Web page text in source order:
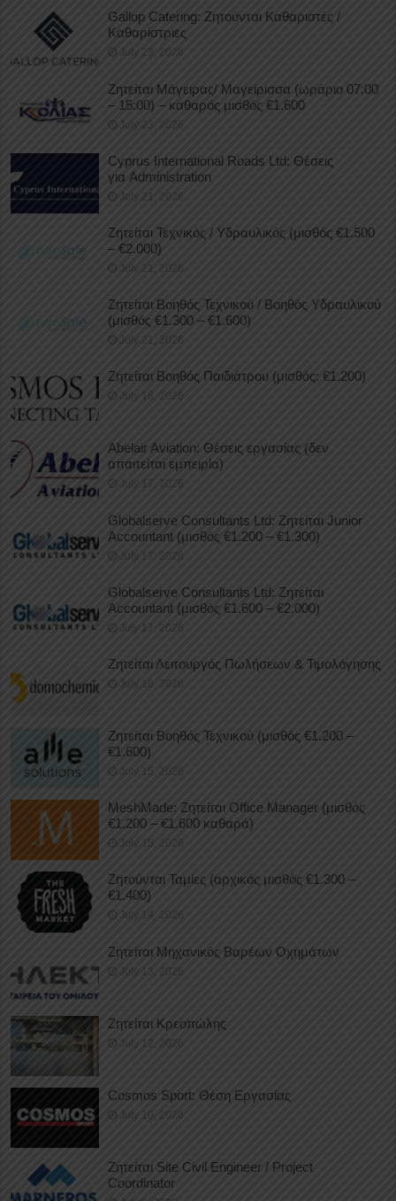
Gallop Catering: Ζητούνται Καθαριστές /
Καθαρίστριες
July 23, 2026
Ζητείται Μάγειρας/ Μαγείρισσα (ωράριο 07:00
– 15:00) – καθαρός μισθός €1.600
July 23, 2026
Cyprus International Roads Ltd: Θέσεις
για Administration
July 21, 2026
Ζητείται Τεχνικός / Υδραυλικός (μισθός €1.500
– €2.000)
July 21, 2026
Ζητείται Βοηθός Τεχνικού / Βοηθός Υδραυλικού
(μισθός €1.300 – €1.600)
July 21, 2026
Ζητείται Βοηθός Παιδιάτρου (μισθός: €1.200)
July 18, 2026
Abelair Aviation: Θέσεις εργασίας (δεν
απαιτείται εμπειρία)
July 17, 2026
Globalserve Consultants Ltd: Ζητείται Junior
Accountant (μισθός €1.200 – €1.300)
July 17, 2026
Globalserve Consultants Ltd: Ζητείται
Accountant (μισθός €1.600 – €2.000)
July 17, 2026
Ζητείται Λειτουργός Πωλήσεων & Τιμολόγησης
July 16, 2026
Ζητείται Βοηθός Τεχνικού (μισθός €1.200 –
€1.600)
July 15, 2026
MeshMade: Ζητείται Office Manager (μισθός
€1.200 – €1.600 καθαρά)
July 15, 2026
Ζητούνται Ταμίες (αρχικός μισθός €1.300 –
€1.400)
July 14, 2026
Ζητείται Μηχανικός Βαρέων Οχημάτων
July 13, 2026
Ζητείται Κρεοπώλης
July 12, 2026
Cosmos Sport: Θέση Εργασίας
July 10, 2026
Ζητείται Site Civil Engineer / Project
Coordinator